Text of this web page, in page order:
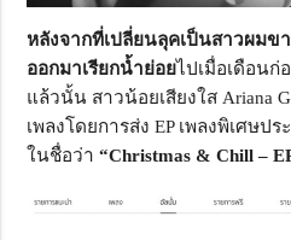
หลังจากที่เปลี่ยนลุคเป็นสาวผมขา
ออกมาเรียกน้ำย่อยไปเมื่อเดือน
แล้วนั้น สาวน้อยเสียงใส Ariana
เพลงโดยการส่ง EP เพลงพิเศษป
ในชื่อว่า“Christmas & Chill –